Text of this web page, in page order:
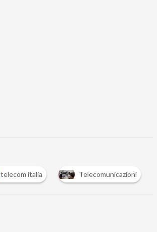
telecom italia Telecomunicazioni